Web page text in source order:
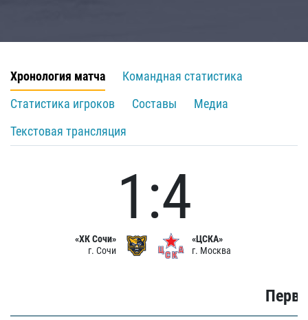
Хронология матча
Командная статистика
Статистика игроков
Составы
Медиа
Текстовая трансляция
«ХК Сочи»
г. Сочи
1:4
«ЦСКА»
г. Москва